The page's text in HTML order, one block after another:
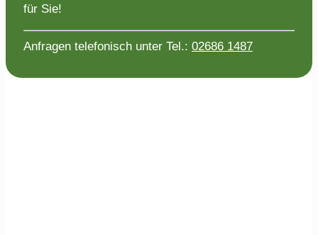
für Sie!
Anfragen telefonisch unter Tel.: 02686 1487